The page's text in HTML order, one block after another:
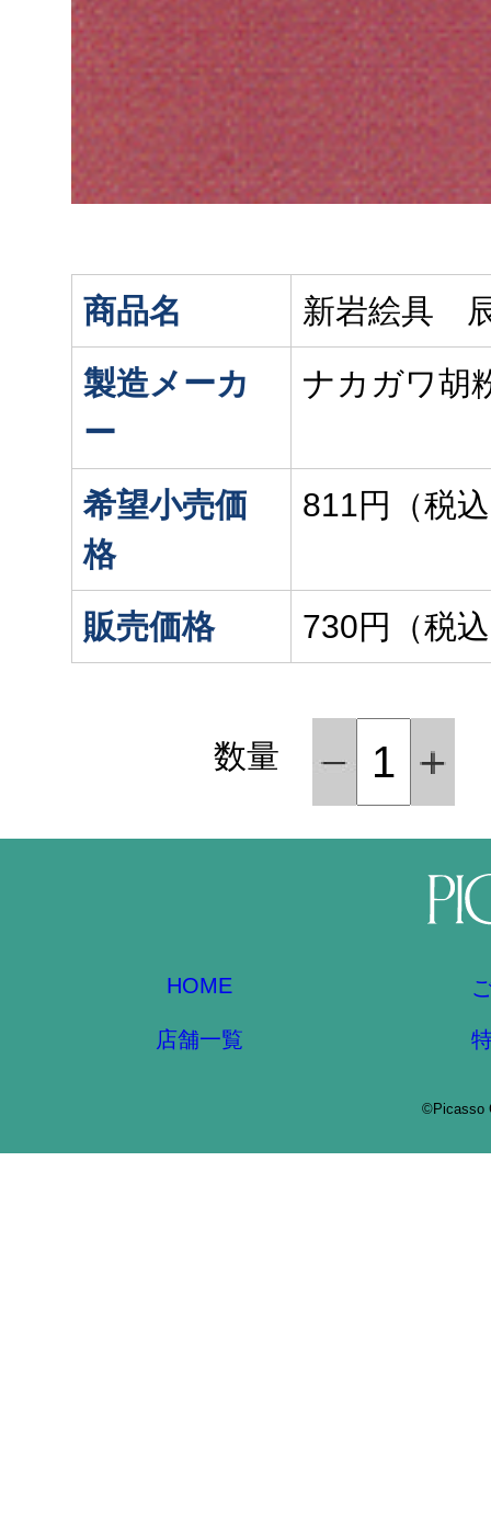
商品名
新岩絵具
製造メーカ
ー
ナカガワ胡
希望小売価
格
811円（税
販売価格 730円（税
数量
HOME
店舗一覧
©Picasso